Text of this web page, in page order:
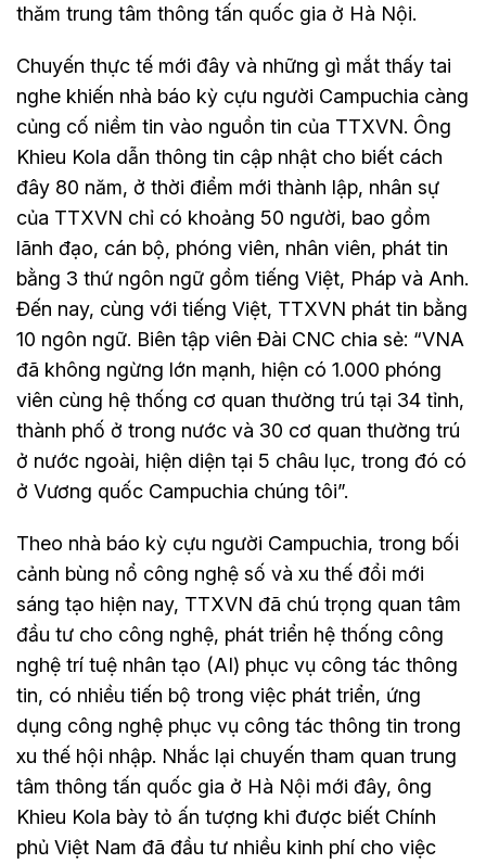
thăm trung tâm thông tấn quốc gia ở Hà Nội.
Chuyến thực tế mới đây và những gì mắt thấy tai
nghe khiến nhà báo kỳ cựu người Campuchia càng
củng cố niềm tin vào nguồn tin của TTXVN. Ông
Khieu Kola dẫn thông tin cập nhật cho biết cách
đây 80 năm, ở thời điểm mới thành lập, nhân sự
của TTXVN chỉ có khoảng 50 người, bao gồm
lãnh đạo, cán bộ, phóng viên, nhân viên, phát tin
bằng 3 thứ ngôn ngữ gồm tiếng Việt, Pháp và Anh.
Đến nay, cùng với tiếng Việt, TTXVN phát tin bằng
10 ngôn ngữ. Biên tập viên Đài CNC chia sẻ: “VNA
đã không ngừng lớn mạnh, hiện có 1.000 phóng
viên cùng hệ thống cơ quan thường trú tại 34 tỉnh,
thành phố ở trong nước và 30 cơ quan thường trú
ở nước ngoài, hiện diện tại 5 châu lục, trong đó có
ở Vương quốc Campuchia chúng tôi”.
Theo nhà báo kỳ cựu người Campuchia, trong bối
cảnh bùng nổ công nghệ số và xu thế đổi mới
sáng tạo hiện nay, TTXVN đã chú trọng quan tâm
đầu tư cho công nghệ, phát triển hệ thống công
nghệ trí tuệ nhân tạo (AI) phục vụ công tác thông
tin, có nhiều tiến bộ trong việc phát triển, ứng
dụng công nghệ phục vụ công tác thông tin trong
xu thế hội nhập. Nhắc lại chuyến tham quan trung
tâm thông tấn quốc gia ở Hà Nội mới đây, ông
Khieu Kola bày tỏ ấn tượng khi được biết Chính
phủ Việt Nam đã đầu tư nhiều kinh phí cho việc